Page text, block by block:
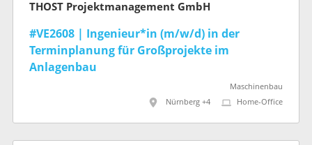
THOST Projektmanagement GmbH
#VE2608 | Ingenieur*in (m/w/d) in der
Terminplanung für Großprojekte im
Anlagenbau
Maschinenbau
Nürnberg +4
Home-Office